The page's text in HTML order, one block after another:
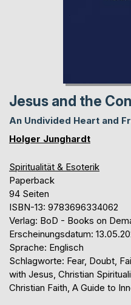
Jesus and the
An Undivided Heart and
Holger Junghardt
Spiritualität & Esoterik
Paperback
94 Seiten
ISBN-13: 9783696334062
Verlag: BoD - Books on
Erscheinungsdatum:
Sprache: Englisch
Schlagworte: Fear, Doubt,
with Jesus, Christian
Christian Faith, A Guide to